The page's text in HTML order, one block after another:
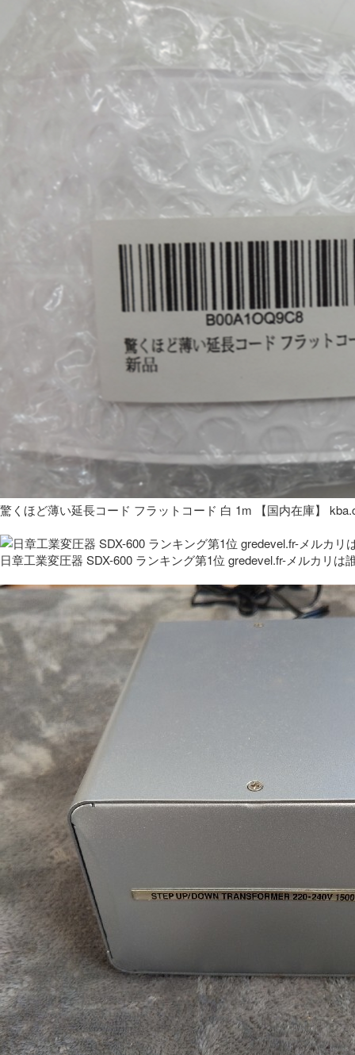
驚くほど薄い延長コード フラットコード 白 1m 【国内在庫】
日章工業変圧器 SDX-600 ランキング第1位 gredevel.fr-メルカリは